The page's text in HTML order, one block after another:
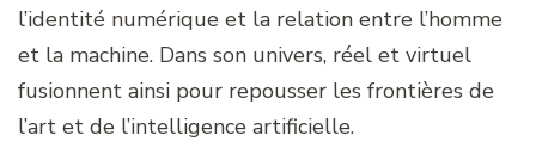
l’identité numérique et la relation entre l’homme
et la machine. Dans son univers, réel et virtuel
fusionnent ainsi pour repousser les frontières de
l’art et de l’intelligence artificielle.